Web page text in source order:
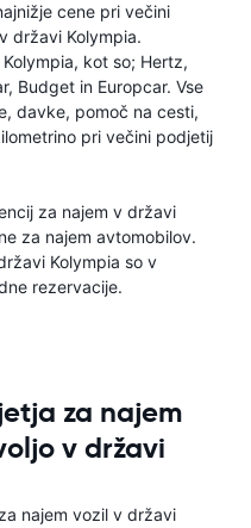
cene pri večini
državi Kolympia.
kot so; Hertz,
Budget in Europcar. Vse
davke, pomoč na cesti,
pri večini podjetij
za najem v državi
za najem avtomobilov.
Kolympia so v
rezervacije.
za najem
v državi
najem vozil v državi